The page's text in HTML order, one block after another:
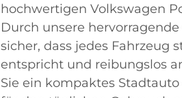
hochwertigen Volkswagen
Durch unsere
sicher, dass jedes Fahrzeug
entspricht und reibungslos
Sie ein kompaktes